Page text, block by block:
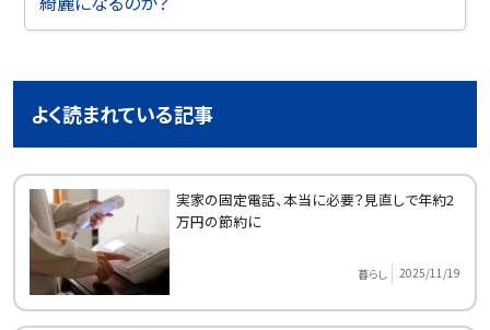
よく読まれている記事
実家の固定電話、本当に必要？見直しで年約2
万円の節約に
暮らし 2025/11/19